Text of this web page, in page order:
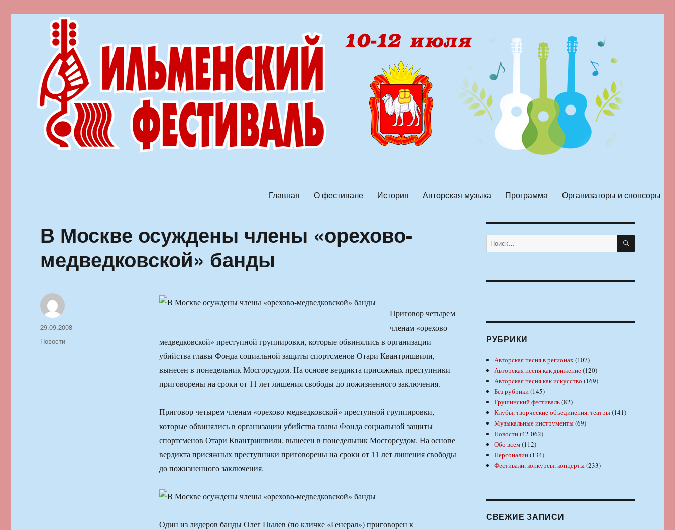
Главная О фестивале История Авторская музыка Программа Организаторы и спонсоры
В Москве осуждены члены «орехово-
медведковской» банды
Приговор четырем
членам «орехово-
медведковской» преступной группировки, которые обвинялись в организации
убийства главы Фонда социальной защиты спортсменов Отари Квантришвили,
вынесен в понедельник Мосгорсудом. На основе вердикта присяжных преступники
приговорены на сроки от 11 лет лишения свободы до пожизненного заключения.
Приговор четырем членам «орехово-медведковской» преступной группировки,
которые обвинялись в организации убийства главы Фонда социальной защиты
спортсменов Отари Квантришвили, вынесен в понедельник Мосгорсудом. На основе
вердикта присяжных преступники приговорены на сроки от 11 лет лишения свободы
до пожизненного заключения.
Один из лидеров банды Олег Пылев (по кличке «Генерал») приговорен к
Автор
Опубликовано
29.09.2008
Рубрики
Новости
Искать: ПОИСК
РУБРИКИ
Авторская песня в регионах(107)
Авторская песня как движение(120)
Авторская песня как искусство (169)
Без рубрики(145)
Грушинский фестиваль(82)
Клубы, творческие объединения, театры(141)
Музыкальные инструменты(69)
Новости(42 062)
Обо всем(112)
Персоналии(134)
Фестивали, конкурсы, концерты(233)
СВЕЖИЕ ЗАПИСИ